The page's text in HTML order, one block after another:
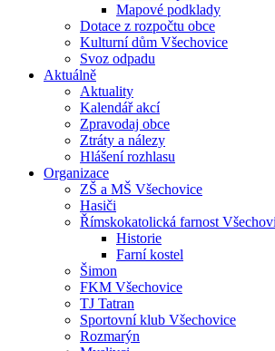
Mapové podklady
Dotace z rozpočtu obce
Kulturní dům Všechovice
Svoz odpadu
Aktuálně
Aktuality
Kalendář akcí
Zpravodaj obce
Ztráty a nálezy
Hlášení rozhlasu
Organizace
ZŠ a MŠ Všechovice
Hasiči
Římskokatolická farnost
Historie
Farní kostel
Šimon
FKM Všechovice
TJ Tatran
Sportovní klub Všechovice
Rozmarýn